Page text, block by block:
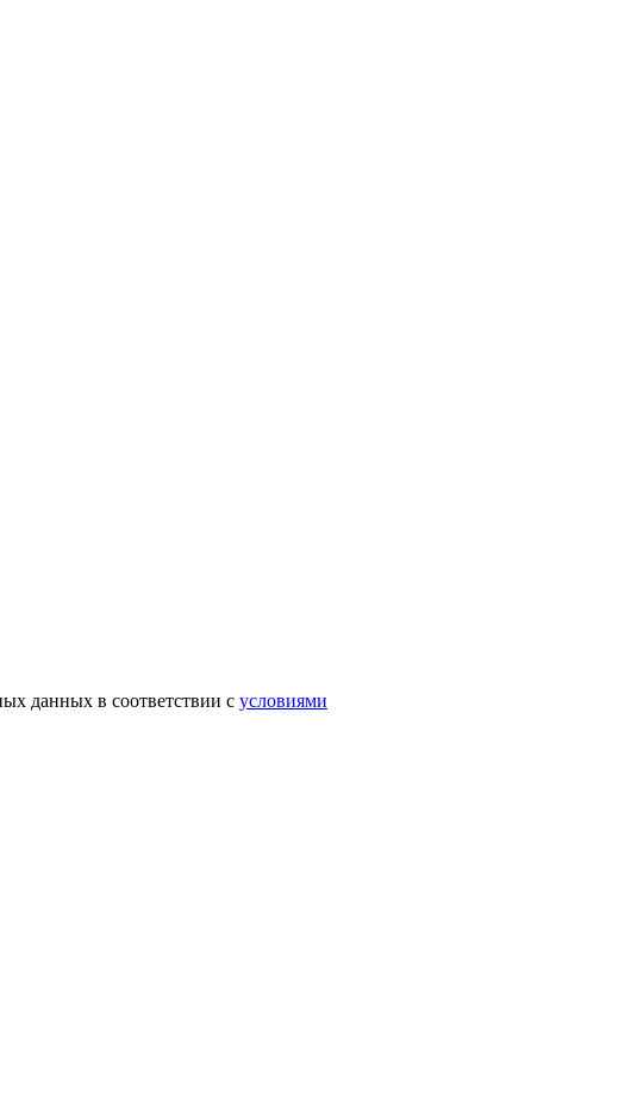
данных в соответствии с условиями